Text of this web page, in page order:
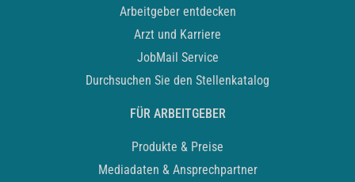
Arbeitgeber entdecken
Arzt und Karriere
JobMail Service
Durchsuchen Sie den Stellenkatalog
FÜR ARBEITGEBER
Produkte & Preise
Mediadaten & Ansprechpartner